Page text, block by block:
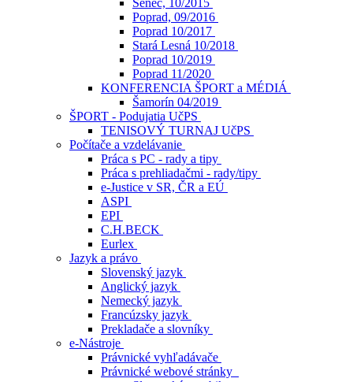
Senec, 10/2015
Poprad, 09/2016
Poprad 10/2017
Stará Lesná 10/2018
Poprad 10/2019
Poprad 11/2020
KONFERENCIA ŠPORT a MÉDIÁ
Šamorín 04/2019
ŠPORT - Podujatia UčPS
TENISOVÝ TURNAJ UčPS
Počítače a vzdelávanie
Práca s PC - rady a tipy
Práca s prehliadačmi - rady/tipy
e-Justice v SR, ČR a EÚ
ASPI
EPI
C.H.BECK
Eurlex
Jazyk a právo
Slovenský jazyk
Anglický jazyk
Nemecký jazyk
Francúzsky jazyk
Prekladače a slovníky
e-Nástroje
Právnické vyhľadávače
Právnické webové stránky